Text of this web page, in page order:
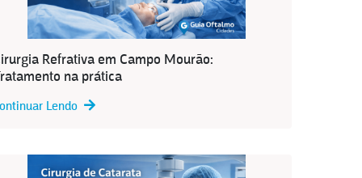
Refrativa em Campo Mourão:
Tratamento na prática
Lendo